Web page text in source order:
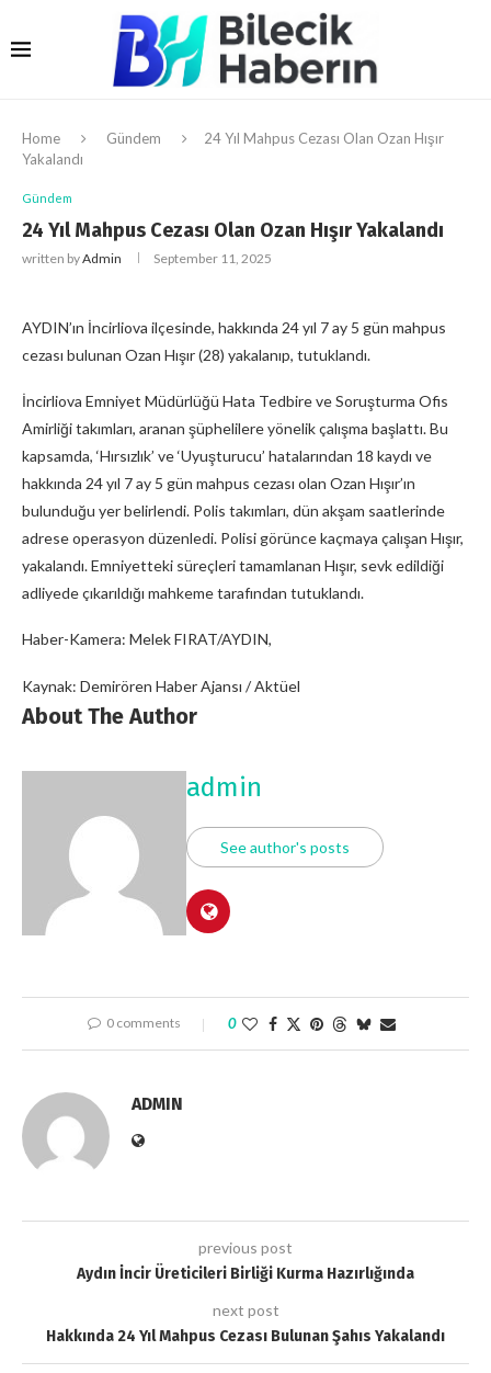
Home Gündem
24 Yıl Mahpus Cezası Olan Ozan Hışır
Yakalandı
Gündem
24 Yıl Mahpus Cezası Olan Ozan Hışır Yakalandı
written byAdmin September 11, 2025
AYDIN’ın İncirliova ilçesinde, hakkında 24 yıl 7 ay 5 gün mahpus
cezası bulunan Ozan Hışır (28) yakalanıp, tutuklandı.
İncirliova Emniyet Müdürlüğü Hata Tedbire ve Soruşturma Ofis
Amirliği takımları, aranan şüphelilere yönelik çalışma başlattı. Bu
kapsamda, ‘Hırsızlık’ ve ‘Uyuşturucu’ hatalarından 18 kaydı ve
hakkında 24 yıl 7 ay 5 gün mahpus cezası olan Ozan Hışır’ın
bulunduğu yer belirlendi. Polis takımları, dün akşam saatlerinde
adrese operasyon düzenledi. Polisi görünce kaçmaya çalışan Hışır,
yakalandı. Emniyetteki süreçleri tamamlanan Hışır, sevk edildiği
adliyede çıkarıldığı mahkeme tarafından tutuklandı.
Haber-Kamera: Melek FIRAT/AYDIN,
Kaynak: Demirören Haber Ajansı / Aktüel
About The Author
admin
See author's posts
0 comments 0
ADMIN
previous post
Aydın İncir Üreticileri Birliği Kurma Hazırlığında
next post
Hakkında 24 Yıl Mahpus Cezası Bulunan Şahıs Yakalandı